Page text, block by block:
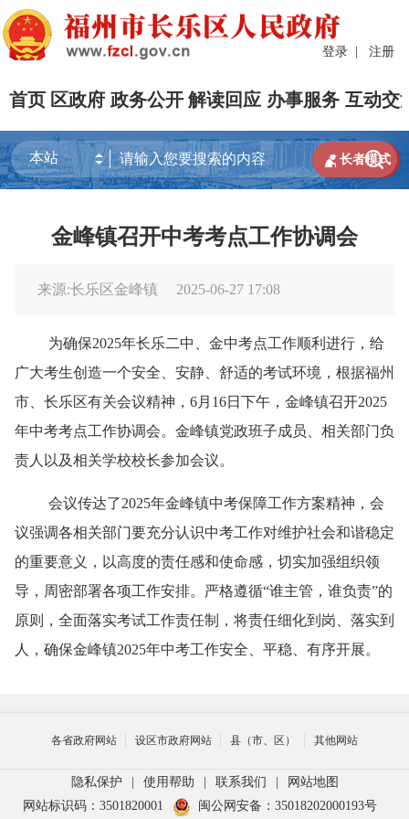
登录 | 注册
首页 区政府 政务公开 解读回应 办事服务 互动交

 长者模式
金峰镇召开中考考点工作协调会
来源:长乐区金峰镇 2025-06-27 17:08
为确保2025年长乐二中、金中考点工作顺利进行，给
广大考生创造一个安全、安静、舒适的考试环境，根据福州
市、长乐区有关会议精神， 6月16日下午，金峰镇召开2025
年中考考点工作协调会。金峰镇党政班子成员、相关部门负
责人以及相关学校校长参加会议。
会议传达了2025年金峰镇中考保障工作方案精神，会
议强调各相关部门要充分认识中考工作对维护社会和谐稳定
的重要意义，以高度的责任感和使命感，切实加强组织领
导，周密部署各项工作安排。严格遵循“谁主管，谁负责”的
原则，全面落实考试工作责任制，将责任细化到岗、落实到
人，确保金峰镇2025年中考工作安全、平稳、有序开展。
各省政府网站 设区市政府网站 县（市、区） 其他网站
隐私保护 使用帮助 联系我们
网站地图
网站标识码：3501820001
闽公网安备：35018202000193号